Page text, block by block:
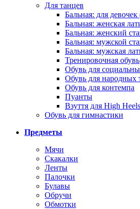
Для танцев
Бальная: для
Бальная: женская
Бальная: женский
Бальная: мужской
Бальная: мужская
Тренировочная обувь
Обувь для
Обувь для народных
Обувь для контемпа
Пуанты
Взуття для High Heels
Обувь для гимнастики
Предметы
Мячи
Скакалки
Ленты
Палочки
Булавы
Обручи
Обмотки